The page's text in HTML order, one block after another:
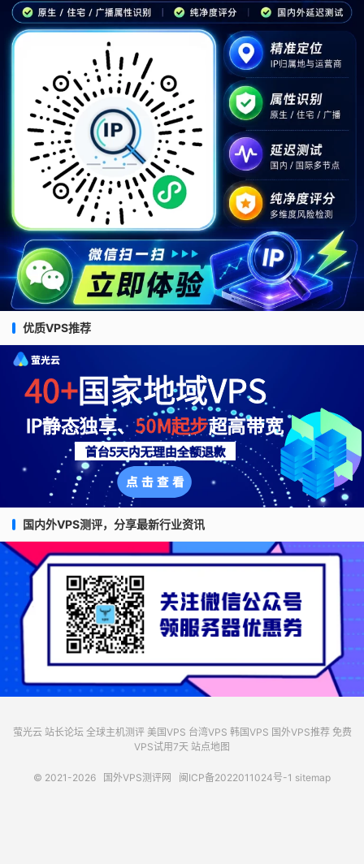
优质VPS推荐
国内外VPS测评，分享最新行业资讯
萤光云 站长论坛 全球主机测评 美国VPS 台湾VPS 韩国VPS 国外VPS推荐 免费
VPS试用7天 站点地图
© 2021-2026 国外VPS测评网 闽ICP备2022011024号-1 sitemap